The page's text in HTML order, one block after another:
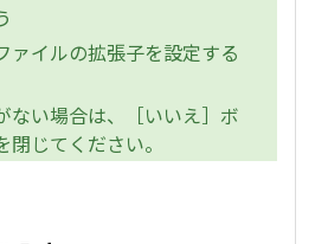
ァイルの拡張子を設定する
ない場合は、［いいえ］ボ
じてください。